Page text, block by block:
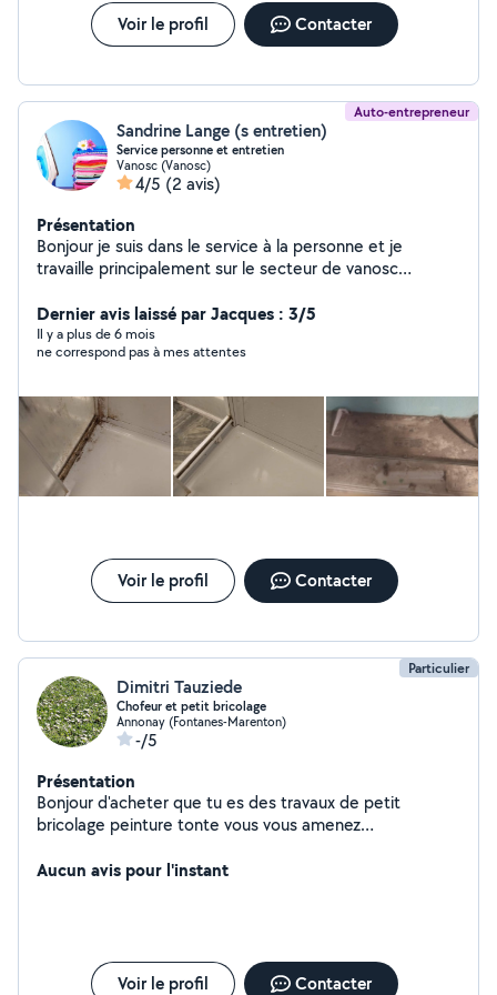
Voir le profil Contacter
Auto-entrepreneur
Sandrine Lange (s entretien)
Service personne et entretien
Vanosc (Vanosc)
4/5 (2 avis)
Présentation
Bonjour je suis dans le service à la personne et je
travaille principalement sur le secteur de vanosc
fais tous les travaux de ménages. Ménage repassage
rangement aide à la vie quotidienne, vitres. Auxiliaire de
vie Je suis également disponible pour les gardes
professionnels. Entretien extérieur avec matériel micro
tracteur rotorator et charu tronçonneuse, taille bordure
et débroussailleuse. Tarif en fonction du chantier
demandé .
Dernier avis laissé par Jacques : 3/5
Il y a plus de 6 mois
ne correspond pas à mes attentes
Voir le profil Contacter
Particulier
Dimitri Tauziede
Chofeur et petit bricolage
Annonay (Fontanes-Marenton)
-/5
Présentation
Bonjour d'acheter que tu es des travaux de petit
bricolage peinture tonte vous vous amenez
Aucun avis pour l'instant
Voir le profil Contacter